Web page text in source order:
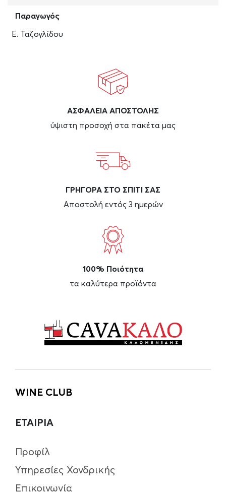
Παραγωγός
Ε. Ταζογλίδου
ΑΣΦAΛΕΙΑ ΑΠΟΣΤΟΛΗΣ
ύψιστη προσοχή στα πακέτα μας
ΓΡΗΓΟΡΑ ΣΤΟ ΣΠΙΤΙ ΣΑΣ
Αποστολή εντός 3 ημερών
100% Ποιότητα
τα καλύτερα προϊόντα
WINE CLUB
ΕΤΑΙΡΙΑ
Προφίλ
Υπηρεσίες Χονδρικής
Επικοινωνία